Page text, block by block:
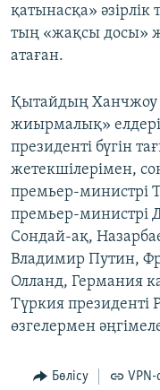
қатынасқа»
тың «жақсы досы»
атаған.
Қытайдың Ханчжоу
жиырмалық» елдері
президенті бүгін
жетекшілерімен,
премьер-министрі
премьер-министрі
Сондай-ақ,
Владимир Путин,
Олланд, Германия
Түркия президенті
өзгелермен
Бөлісу VPN-